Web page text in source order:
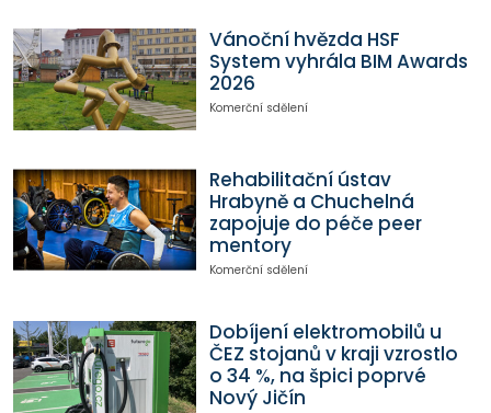
Vánoční hvězda HSF
System vyhrála BIM Awards
2026
Komerční sdělení
Rehabilitační ústav
Hrabyně a Chuchelná
zapojuje do péče peer
mentory
Komerční sdělení
Dobíjení elektromobilů u
ČEZ stojanů v kraji vzrostlo
o 34 %, na špici poprvé
Nový Jičín